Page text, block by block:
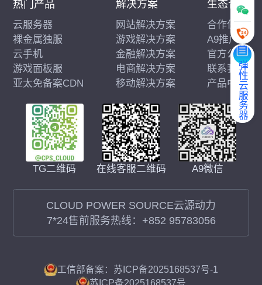
弹性云服务器
TG二维码 在线客服二维码 A9微信
CLOUD POWER SOURCE云源动力
7*24售前服务热线： +852 95783056
热门产品
云服务器
裸金属独服
云手机
游戏面板服
亚太免备案CDN
解决方案
网站解决方案
游戏解决方案
金融解决方案
电商解决方案
移动解决方案
生态合作
合作伙伴
A9推广
官方公告
联系我们
产品中心
工信部备案：苏ICP备2025168537号-1
苏ICP备2025168537号